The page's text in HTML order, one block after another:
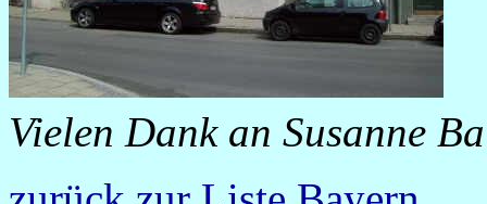
Vielen Dank an Susanne